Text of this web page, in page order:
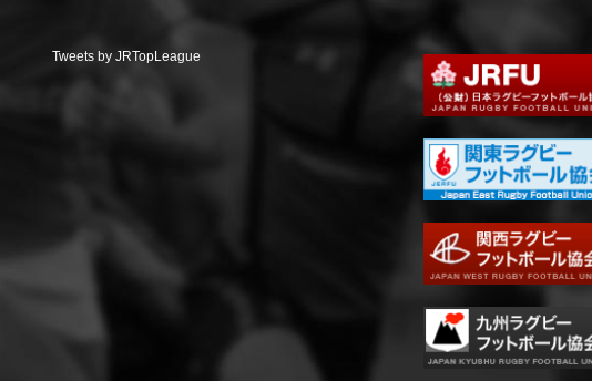
Tweets by JRTopLeague